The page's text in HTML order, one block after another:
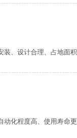
、设计合理、占地面
化程度高、使用寿命